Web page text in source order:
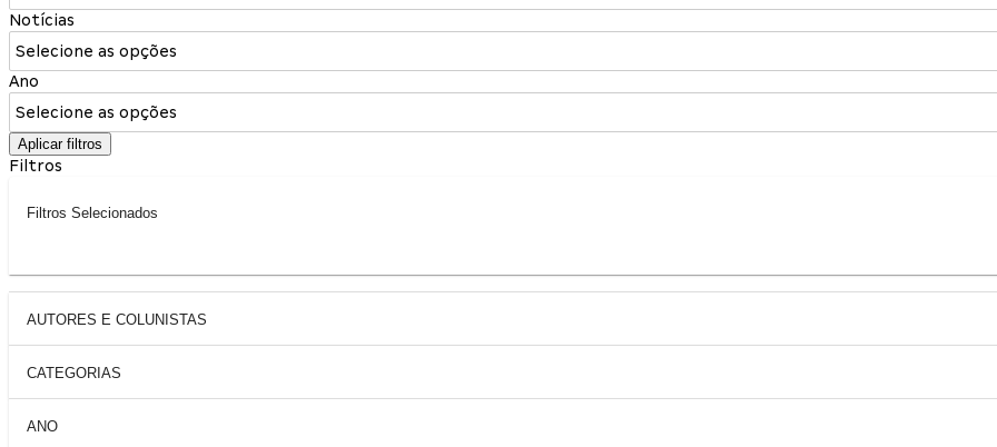
Notícias
Selecione as opções
Ano
Selecione as opções
Aplicar filtros
Filtros
Filtros Selecionados
AUTORES E COLUNISTAS
CATEGORIAS
ANO